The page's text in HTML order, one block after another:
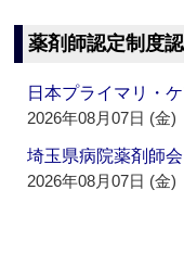
薬剤師認定制度
日本プライマリ・
2026年08月07日 (金)
埼玉県病院薬剤
2026年08月07日 (金)